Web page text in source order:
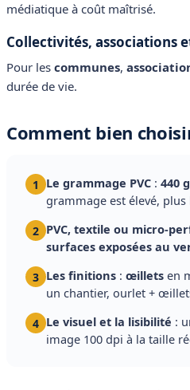
médiatique à coût maîtrisé.
Collectivités, associations
Pour les communes,
durée de vie.
Comment bien
1 Le grammage PVC : 440
grammage est élevé,
2 PVC, textile ou micro-
surfaces exposées au
3 Les finitions : œillets en
un chantier, ourlet +
4 Le visuel et la lisibilité :
image 100 dpi à la taille